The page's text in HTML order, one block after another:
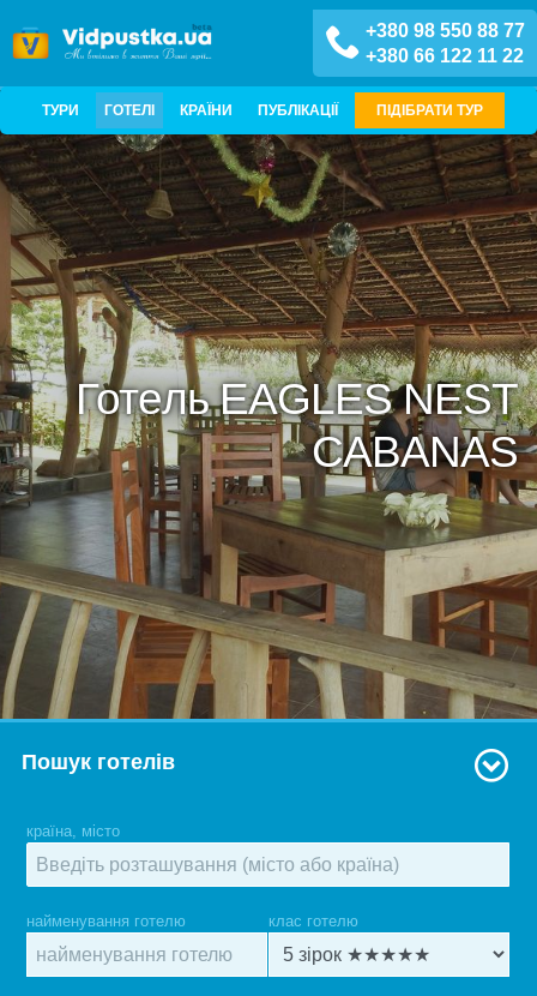
+380 98 550 88 77
+380 66 122 11 22
ТУРИ ГОТЕЛІ КРАЇНИ ПУБЛІКАЦІЇ ПІДІБРАТИ ТУР
Готель EAGLES NEST
CABANAS
Пошук готелів
країна, місто
найменування готелю клас готелю